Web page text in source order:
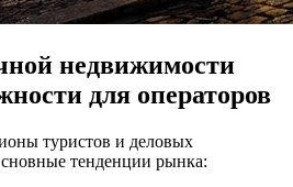
недвижимости
для операторов
туристов и деловых
тенденции рынка: